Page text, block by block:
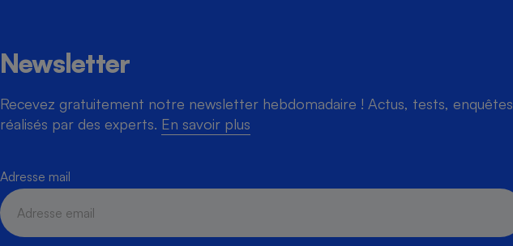
Newsletter
Recevez gratuitement notre newsletter hebdomadaire ! Actus, tests, enquêtes
réalisés par des experts. En savoir plus
Adresse mail
Robot ménager